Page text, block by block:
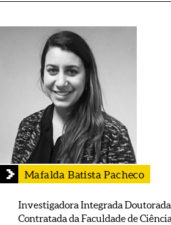
Mafalda Batista Pacheco
Investigadora Integrada
Contratada da Faculdade de